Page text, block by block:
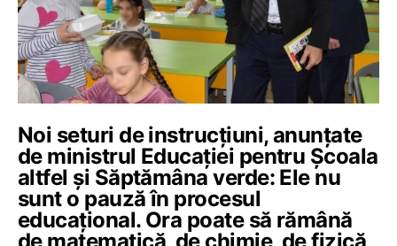
Noi seturi de instrucțiuni, anunțate
de ministrul Educației pentru Școala
altfel și Săptămâna verde: Ele nu
sunt o pauză în procesul
educațional. Ora poate să rămână